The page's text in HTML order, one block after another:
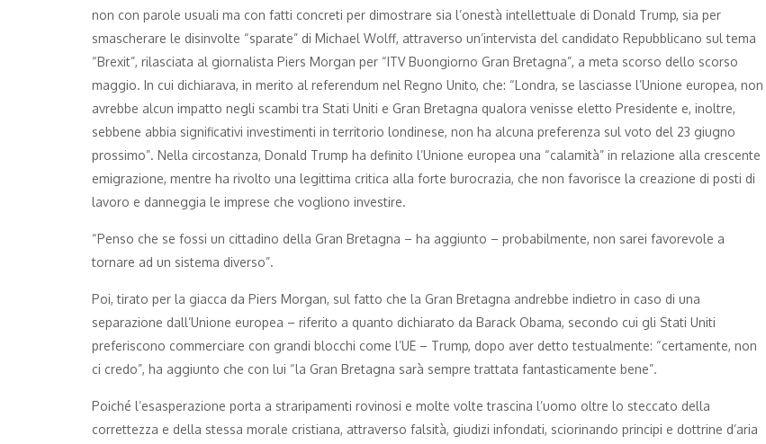
non con parole usuali ma con fatti concreti per dimostrare sia l’onestà intellettuale di Donald Trump, sia per
smascherare le disinvolte “sparate” di Michael Wolff, attraverso un’intervista del candidato Repubblicano sul tema
“Brexit”, rilasciata al giornalista Piers Morgan per “ITV Buongiorno Gran Bretagna”, a meta scorso dello scorso
maggio. In cui dichiarava, in merito al referendum nel Regno Unito, che: “Londra, se lasciasse l’Unione europea, non
avrebbe alcun impatto negli scambi tra Stati Uniti e Gran Bretagna qualora venisse eletto Presidente e, inoltre,
sebbene abbia significativi investimenti in territorio londinese, non ha alcuna preferenza sul voto del 23 giugno
prossimo”. Nella circostanza, Donald Trump ha definito l’Unione europea una “calamità” in relazione alla crescente
emigrazione, mentre ha rivolto una legittima critica alla forte burocrazia, che non favorisce la creazione di posti di
lavoro e danneggia le imprese che vogliono investire.
“Penso che se fossi un cittadino della Gran Bretagna – ha aggiunto – probabilmente, non sarei favorevole a
tornare ad un sistema diverso”.
Poi, tirato per la giacca da Piers Morgan, sul fatto che la Gran Bretagna andrebbe indietro in caso di una
separazione dall’Unione europea – riferito a quanto dichiarato da Barack Obama, secondo cui gli Stati Uniti
preferiscono commerciare con grandi blocchi come l’UE – Trump, dopo aver detto testualmente: “certamente, non
ci credo”, ha aggiunto che con lui “la Gran Bretagna sarà sempre trattata fantasticamente bene”.
Poiché l’esasperazione porta a straripamenti rovinosi e molte volte trascina l’uomo oltre lo steccato della
correttezza e della stessa morale cristiana, attraverso falsità, giudizi infondati, sciorinando principi e dottrine d’aria